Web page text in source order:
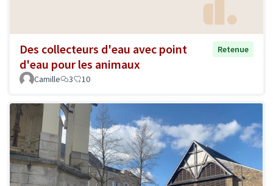
Des collecteurs d'eau avec point
d'eau pour les animaux
Retenue
Camille 3 10